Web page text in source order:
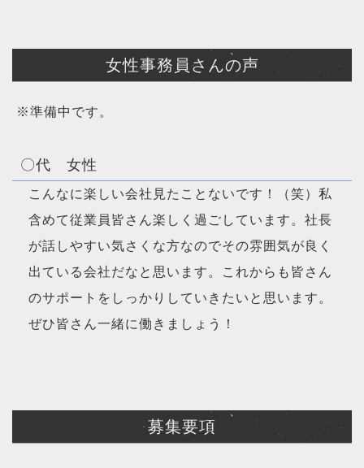
女性事務員さんの声
※準備中です。
〇代 女性
こんなに楽しい会社見たことないです！（笑）私
含めて従業員皆さん楽しく過ごしています。社長
が話しやすい気さくな方なのでその雰囲気が良く
出ている会社だなと思います。これからも皆さん
のサポートをしっかりしていきたいと思います。
ぜひ皆さん一緒に働きましょう！
募集要項